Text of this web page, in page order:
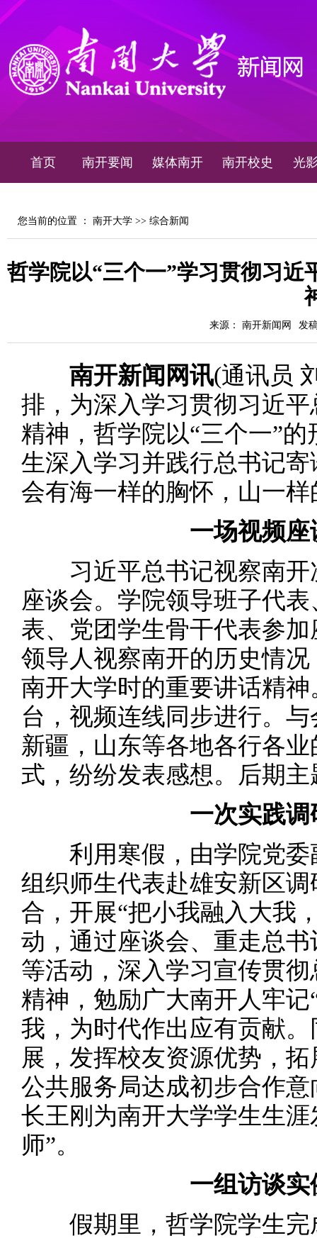
首页 南开要闻 媒体南开 南开校史 光
您当前的位置 ： 南开大学 >> 综合新闻
哲学院以“三个一”学习贯彻习近
来源： 南开新闻网 发
南开新闻网讯(通讯员
排，为深入学习贯彻习近
精神，哲学院以“三个一”
生深入学习并践行总书记
会有海一样的胸怀，山一样
一场视频座
习近平总书记视察南开
座谈会。学院领导班子代
表、党团学生骨干代表参
领导人视察南开的历史情
南开大学时的重要讲话精
台，视频连线同步进行。
新疆，山东等各地各行各
式，纷纷发表感想。后期
一次实践调
利用寒假，由学院党委
组织师生代表赴雄安新区
合，开展“把小我融入大我
动，通过座谈会、重走总
等活动，深入学习宣传贯
精神，勉励广大南开人牢
我，为时代作出应有贡献
展，发挥校友资源优势，
公共服务局达成初步合作
长王刚为南开大学学生生
师”。
一组访谈实
假期里，哲学院学生完